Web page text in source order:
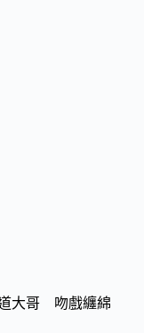
大哥 吻戲纏綿